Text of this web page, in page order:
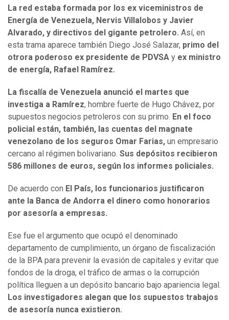
La red estaba formada por los ex viceministros de
Energía de Venezuela, Nervis Villalobos y Javier
Alvarado, y directivos del gigante petrolero. Así, en
esta trama aparece también Diego José Salazar, primo del
otrora poderoso ex presidente de PDVSA y ex ministro
de energía, Rafael Ramírez.
La fiscalía de Venezuela anunció el martes que
investiga a Ramírez, hombre fuerte de Hugo Chávez, por
supuestos negocios petroleros con su primo. En el foco
policial están, también, las cuentas del magnate
venezolano de los seguros Omar Farias, un empresario
cercano al régimen bolivariano. Sus depósitos recibieron
586 millones de euros, según los informes policiales.
De acuerdo con El País, los funcionarios justificaron
ante la Banca de Andorra el dinero como honorarios
por asesoría a empresas.
Ese fue el argumento que ocupó el denominado
departamento de cumplimiento, un órgano de fiscalización
de la BPA para prevenir la evasión de capitales y evitar que
fondos de la droga, el tráfico de armas o la corrupción
política lleguen a un depósito bancario bajo apariencia legal.
Los investigadores alegan que los supuestos trabajos
de asesoría nunca existieron.